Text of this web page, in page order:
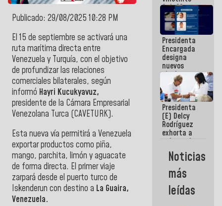
Publicado: 29/08/2025 10:28 PM
El 15 de septiembre se activará una
ruta marítima directa entre
Venezuela y Turquía, con el objetivo
de profundizar las relaciones
comerciales bilaterales, según
informó Hayri Kucukyavuz,
presidente de la Cámara Empresarial
Venezolana Turca (CAVETURK).
Esta nueva vía permitirá a Venezuela
exportar productos como piña,
mango, parchita, limón y aguacate
de forma directa. El primer viaje
zarpará desde el puerto turco de
Iskenderun con destino a La Guaira,
Venezuela.
Sub 20
campeona
frente
México Sub
23 en los
Centroamericanos
Presidenta
Encargada
designa
nuevos
titulares en
Viceministerio
de Energía
Eléctrica y
CORPOELEC
Presidenta
(E) Delcy
Rodríguez
exhorta a
gobernadores
y alcaldes a
edificar
casas para
abuelos
Noticias
más
leídas